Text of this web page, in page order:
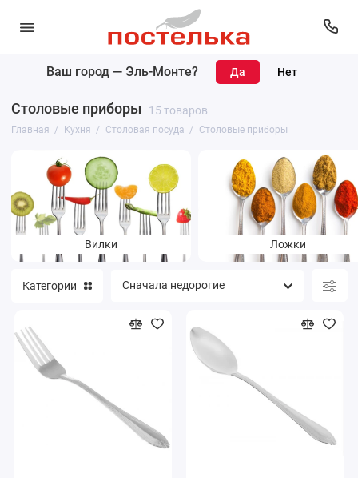
Ваш город — Эль-Монте?
Столовые приборы 15 товаров
Главная Кухня Столовая посуда Столовые приборы
Вилки Ложки
Кухонные принадлежности
Чайники и кофейники
Столовая посуда
Посуда для приготовления
Категории